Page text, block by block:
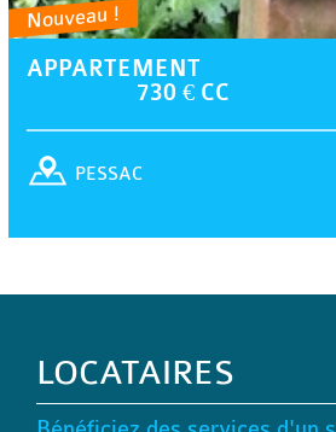
Nouveau !
APPARTEMENT
730 € CC
PESSAC
LOCATAIRES